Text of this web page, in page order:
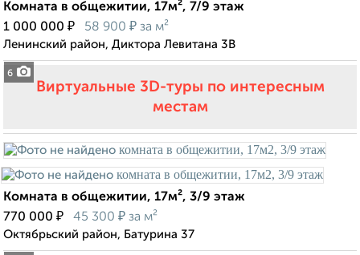
6
Комната в общежитии, 17м², 7/9 этаж
1 000 000 ₽ 58 900 ₽ за м²
Ленинский район, Диктора Левитана 3В
Виртуальные 3D-туры по интересным
местам
Комната в общежитии, 17м², 3/9 этаж
770 000 ₽ 45 300 ₽ за м²
Октябрьский район, Батурина 37